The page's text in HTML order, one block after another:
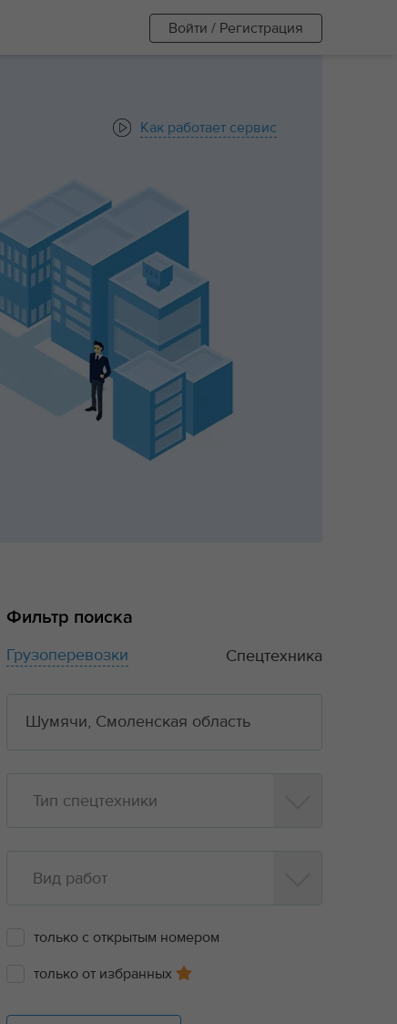
Войти / Регистрация
Как работает сервис
Фильтр поиска
Грузоперевозки Спецтехника
Тип спецтехники
Вид работ
только с открытым номером
только от избранных